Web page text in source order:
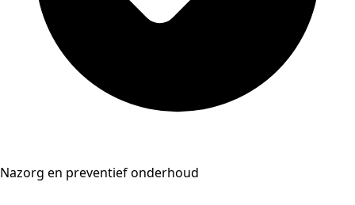
Nazorg en preventief onderhoud